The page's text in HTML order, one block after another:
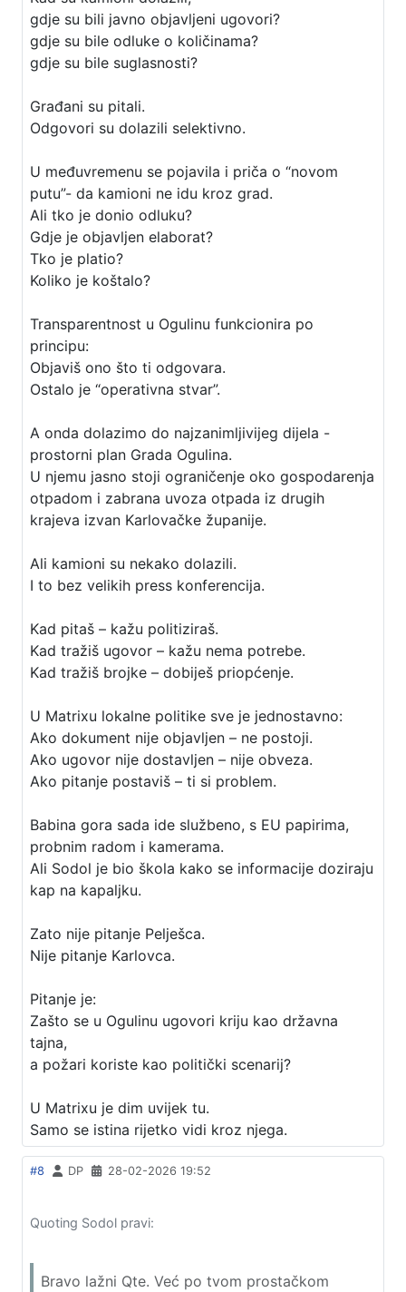
gdje su bili javno objavljeni ugovori?
gdje su bile odluke o količinama?
gdje su bile suglasnosti?
Građani su pitali.
Odgovori su dolazili selektivno.
U međuvremenu se pojavila i priča o “novom
putu”- da kamioni ne idu kroz grad.
Ali tko je donio odluku?
Gdje je objavljen elaborat?
Tko je platio?
Koliko je koštalo?
Transparentnost u Ogulinu funkcionira po
principu:
Objaviš ono što ti odgovara.
Ostalo je “operativna stvar”.
A onda dolazimo do najzanimljivijeg dijela -
prostorni plan Grada Ogulina.
U njemu jasno stoji ograničenje oko gospodarenja
otpadom i zabrana uvoza otpada iz drugih
krajeva izvan Karlovačke županije.
Ali kamioni su nekako dolazili.
I to bez velikih press konferencija.
Kad pitaš – kažu politiziraš.
Kad tražiš ugovor – kažu nema potrebe.
Kad tražiš brojke – dobiješ priopćenje.
U Matrixu lokalne politike sve je jednostavno:
Ako dokument nije objavljen – ne postoji.
Ako ugovor nije dostavljen – nije obveza.
Ako pitanje postaviš – ti si problem.
Babina gora sada ide službeno, s EU papirima,
probnim radom i kamerama.
Ali Sodol je bio škola kako se informacije doziraju
kap na kapaljku.
Zato nije pitanje Pelješca.
Nije pitanje Karlovca.
Pitanje je:
Zašto se u Ogulinu ugovori kriju kao državna
tajna,
a požari koriste kao politički scenarij?
U Matrixu je dim uvijek tu.
Samo se istina rijetko vidi kroz njega.
#8 DP 28-02-2026 19:52
Quoting Sodol pravi:
Bravo lažni Qte. Već po tvom prostačkom